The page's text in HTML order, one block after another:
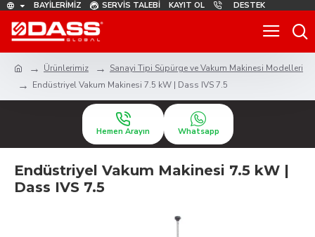
BAYILERIMIZ SERVIS TALEBI KAYIT OL DESTEK
Ürünlerimiz
Sanayi Tipi Süpürge ve Vakum Makinesi Modelleri
Endüstriyel Vakum Makinesi 7.5 kW | Dass IVS 7.5
Hemen Arayın Whatsapp
Endüstriyel Vakum Makinesi 7.5 kW |
Dass IVS 7.5